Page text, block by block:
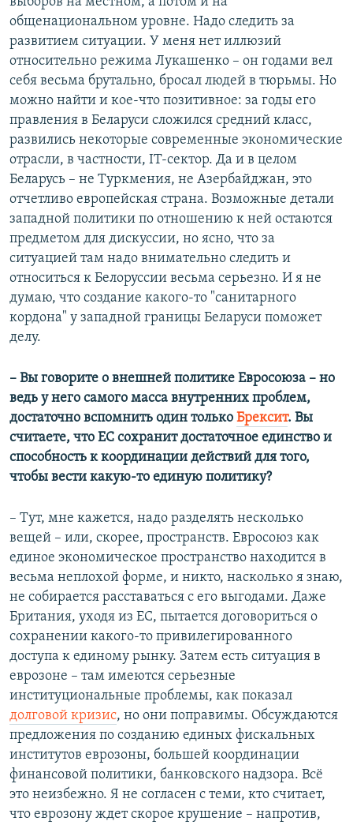
общенациональном уровне. Надо следить за
развитием ситуации. У меня нет иллюзий
относительно режима Лукашенко – он годами вел
себя весьма брутально, бросал людей в тюрьмы. Но
можно найти и кое-что позитивное: за годы его
правления в Беларуси сложился средний класс,
развились некоторые современные экономические
отрасли, в частности, IT-сектор. Да и в целом
Беларусь – не Туркмения, не Азербайджан, это
отчетливо европейская страна. Возможные детали
западной политики по отношению к ней остаются
предметом для дискуссии, но ясно, что за
ситуацией там надо внимательно следить и
относиться к Белоруссии весьма серьезно. И я не
думаю, что создание какого-то "санитарного
кордона" у западной границы Беларуси поможет
делу.
– Вы говорите о внешней политике Евросоюза – но
ведь у него самого масса внутренних проблем,
достаточно вспомнить один только Брексит. Вы
считаете, что ЕС сохранит достаточное единство и
способность к координации действий для того,
чтобы вести какую-то единую политику?
– Тут, мне кажется, надо разделять несколько
вещей – или, скорее, пространств. Евросоюз как
единое экономическое пространство находится в
весьма неплохой форме, и никто, насколько я знаю,
не собирается расставаться с его выгодами. Даже
Британия, уходя из ЕС, пытается договориться о
сохранении какого-то привилегированного
доступа к единому рынку. Затем есть ситуация в
еврозоне – там имеются серьезные
институциональные проблемы, как показал
долговой кризис, но они поправимы. Обсуждаются
предложения по созданию единых фискальных
институтов еврозоны, большей координации
финансовой политики, банковского надзора. Всё
это неизбежно. Я не согласен с теми, кто считает,
что еврозону ждет скорое крушение – напротив,